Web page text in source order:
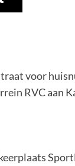
voor
RVC aan